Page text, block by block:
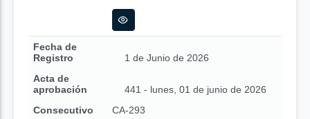
Fecha de
Registro
1 de Junio de 2026
Acta de
aprobación
441 - lunes, 01 de junio de 2026
Consecutivo
CA-293